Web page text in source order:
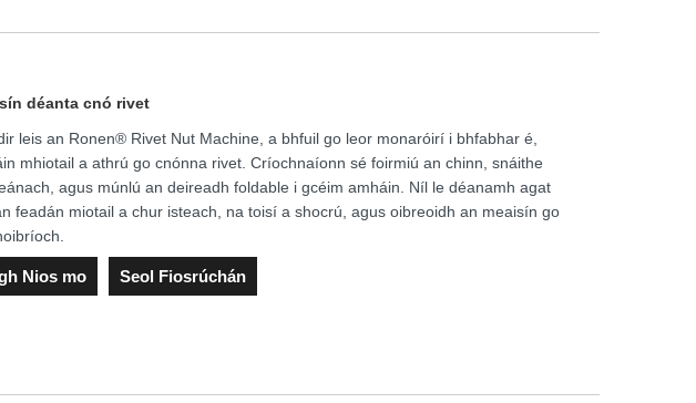
déanta cnó rivet
leis an Ronen® Rivet Nut Machine, a bhfuil go leor monaróirí i bhfabhar é,
mhiotail a athrú go cnónna rivet. Críochnaíonn sé foirmiú an chinn, snáithe
agus múnlú an deireadh foldable i gcéim amháin. Níl le déanamh agat
feadán miotail a chur isteach, na toisí a shocrú, agus oibreoidh an meaisín go
Nios mo Seol Fiosrúchán